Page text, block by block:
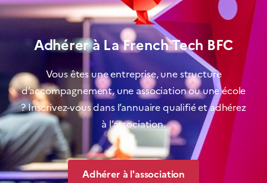
Adhérer à La French Tech BFC
Vous êtes une entreprise, une structure
d’accompagnement, une association ou une école
? Inscrivez-vous dans l’annuaire qualifié et adhérez
à l’association.
Adhérer à l'association